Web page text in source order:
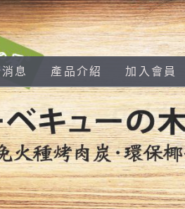
息 產品介紹 加入會員